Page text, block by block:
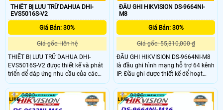
THIẾT BỊ LƯU TRỮ DAHUA DHI-
EVS5016S-V2
Giá Bán: 30%
Giá gốc: liên hệ
THIẾT BỊ LƯU TRỮ DAHUA DHI-
EVS5016S-V2 được thiết kế và phát
triển để đáp ứng nhu cầu của các
ứng dụng giám sát video IP tầm
trung đến cao cấp. Nó hỗ trợ 320
kênh camera IP với băng thông đến
/ ghi / chuyển tiếp 800 Mbps.
ĐẦU GHI HIKVISION DS-9664NI-
M8
Giá Bán: 30%
Giá gốc: 55,310,000 ₫
ĐẦU GHI HIKVISION DS-9664NI-M8
là đầu ghi hình mạng hỗ trợ 64 kênh
IP. Đầu ghi được thiết kế để hoạt
động trong các hệ thống camera
quan sát tiên tiến. Máy hỗ trợ
camera lên đến 32mpx , được trang
bị tổng cộng 4 ngõ xuất hình - 2x
2522 2128